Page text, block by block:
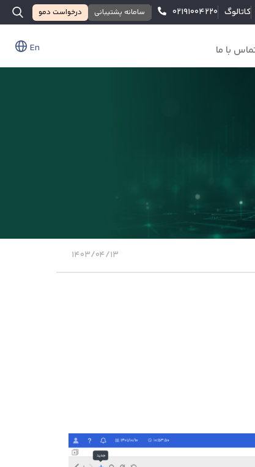
کاتالوگ ۰۲۱۹۱۰۰۴۲۲۰ سامانه پشتیبانی درخواست دمو
En با ما
۱۴۰۳/۰۴/۱۳